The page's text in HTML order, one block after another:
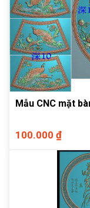
Mẫu CNC mặt
100.000 ₫